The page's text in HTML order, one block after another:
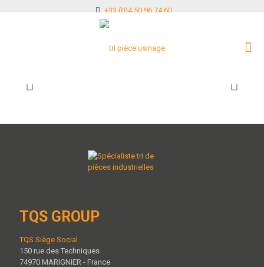
+33 (0)4 50 96 74 60
TQS GROUP
TQS Siège Social
150 rue des Techniques
74970 MARIGNIER - France